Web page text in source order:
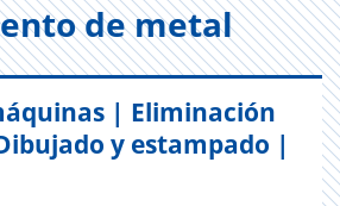
de metal
| Eliminación
y estampado |